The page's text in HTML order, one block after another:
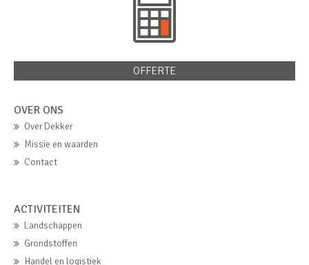
OFFERTE
OVER ONS
Over Dekker
Missie en waarden
Contact
ACTIVITEITEN
Landschappen
Grondstoffen
Handel en logistiek